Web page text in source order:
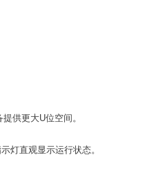
供更大U位空间。
灯直观显示运行状态。